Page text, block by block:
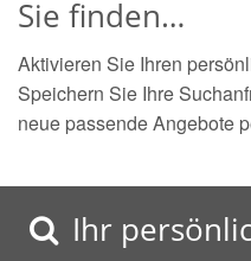
Sie finden…
Aktivieren Sie Ihren
Speichern Sie Ihre
neue passende Angebote
Ihr